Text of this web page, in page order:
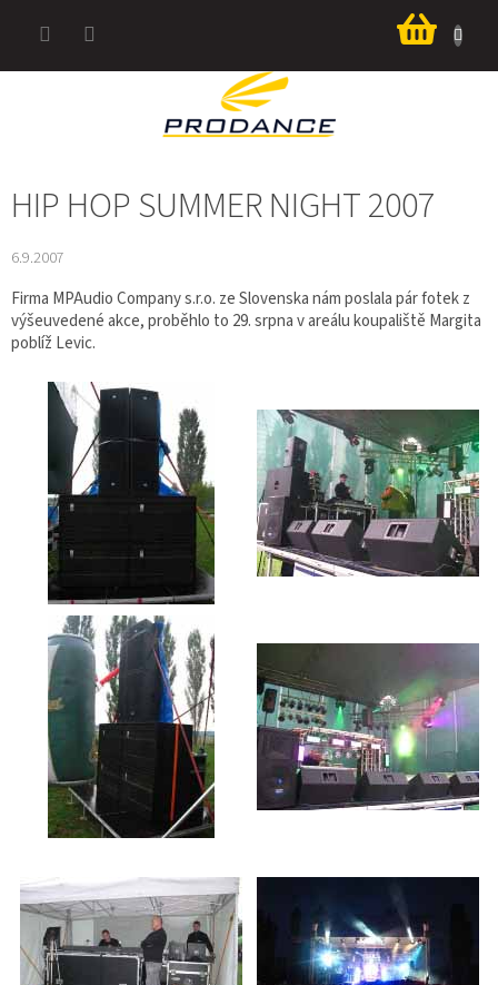
košík
HIP HOP SUMMER NIGHT 2007
6.9.2007
Firma MPAudio Company s.r.o. ze Slovenska nám poslala pár fotek z
výšeuvedené akce, proběhlo to 29. srpna v areálu koupaliště Margita
poblíž Levic.